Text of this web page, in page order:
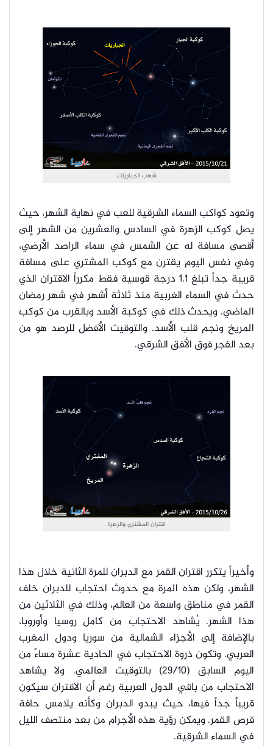
شهب الجباريات
وتعود كواكب السماء الشرقية للعب في نهاية الشهر، حيث
يصل كوكب الزهرة في السادس والعشرين من الشهر إلى
أقصى مسافة له عن الشمس في سماء الراصد الأرضي،
وفي نفس اليوم يقترن مع كوكب المشتري على مسافة
قريبة جداً تبلغ 1.1 درجة قوسية فقط مكرراً الاقتران الذي
حدث في السماء الغربية منذ ثلاثة أشهر في شهر رمضان
الماضي. ويحدث ذلك في كوكبة الأسد وبالقرب من كوكب
المريخ ونجم قلب الأسد. والتوقيت الأفضل للرصد هو من
بعد الفجر فوق الأفق الشرقي.
اقتران المشتري والزهرة
وأخيراً يتكرر اقتران القمر مع الدبران للمرة الثانية خلال هذا
الشهر، ولكن هذه المرة مع حدوث احتجاب للدبران خلف
القمر في مناطق واسعة من العالم، وذلك في الثلاثين من
هذا الشهر. يُشاهد الاحتجاب من كامل روسيا وأوروبا،
بالإضافة إلى الأجزاء الشمالية من سوريا ودول المغرب
العربي. وتكون ذروة الاحتجاب في الحادية عشرة مساءً من
اليوم السابق (29/10) بالتوقيت العالمي. ولا يشاهد
الاحتجاب من باقي الدول العربية رغم أن الاقتران سيكون
قريباً جداً فيها، حيث يبدو الدبران وكأنه يلامس حافة
قرص القمر. ويمكن رؤية هذه الأجرام من بعد منتصف الليل
في السماء الشرقية.